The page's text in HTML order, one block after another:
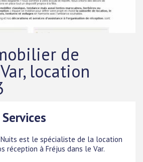
de
location
est le spécialiste de la location
réception à Fréjus dans le Var.